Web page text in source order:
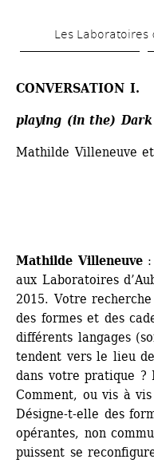
au
principal
Les Laboratoires
playing (in the)
Mathilde Villeneuve
Mathilde Villeneuve:
aux Laboratoires
2015. Votre
des formes et des
différents langages
tendent vers le lieu
dans votre pratique
Comment, ou vis à
Désigne-t-elle des
opérantes, non
puissent se